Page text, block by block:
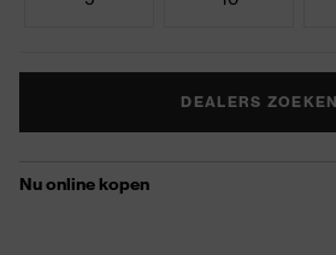
DEALERS ZOEKEN